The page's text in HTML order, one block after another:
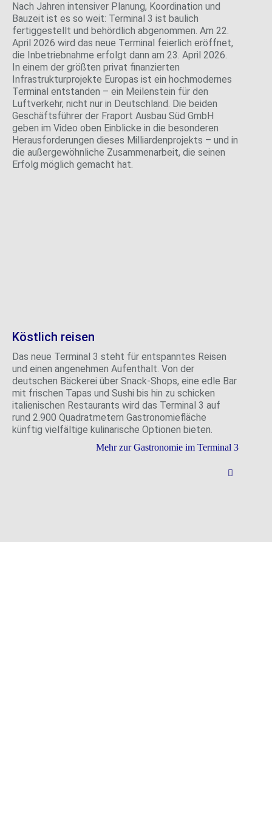
Nach Jahren intensiver Planung, Koordination und
Bauzeit ist es so weit: Terminal 3 ist baulich
fertiggestellt und behördlich abgenommen. Am 22.
April 2026 wird das neue Terminal feierlich eröffnet,
die Inbetriebnahme erfolgt dann am 23. April 2026.
In einem der größten privat finanzierten
Infrastrukturprojekte Europas ist ein hochmodernes
Terminal entstanden – ein Meilenstein für den
Luftverkehr, nicht nur in Deutschland. Die beiden
Geschäftsführer der Fraport Ausbau Süd GmbH
geben im Video oben Einblicke in die besonderen
Herausforderungen dieses Milliardenprojekts – und in
die außergewöhnliche Zusammenarbeit, die seinen
Erfolg möglich gemacht hat.
Köstlich reisen
Das neue Terminal 3 steht für entspanntes Reisen
und einen angenehmen Aufenthalt. Von der
deutschen Bäckerei über Snack-Shops, eine edle Bar
mit frischen Tapas und Sushi bis hin zu schicken
italienischen Restaurants wird das Terminal 3 auf
rund 2.900 Quadratmetern Gastronomiefläche
künftig vielfältige kulinarische Optionen bieten.
Mehr zur Gastronomie im Terminal 3